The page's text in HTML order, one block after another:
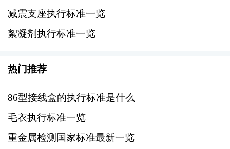
和废渣产生特点，也会制定相应的地方性废渣
执行标准。这些标准通常会比国家标准更加严
四、行业标准
针对特定行业，如化工、冶金、建筑等，也会
制定行业废渣执行标准。这些标准通常会考虑
到行业特点，对废渣的处理和处置提出更为具
减震支座执行标准一览
絮凝剂执行标准一览
热门推荐
86型接线盒的执行标准是什么
毛衣执行标准一览
重金属检测国家标准最新一览